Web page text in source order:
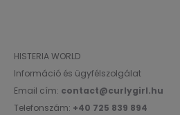
HISTERIA WORLD
Információ és ügyfélszolgálat
Email cím: contact@curlygirl.hu
Telefonszám: +40 725 839 894